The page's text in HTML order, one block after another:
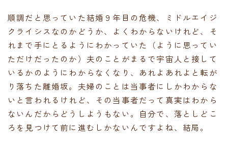
順調だと思っていた結婚９年目の危機、ミドルエイジ
クライシスなのかどうか、よくわからないけれど、そ
れまで手にとるようにわかっていた（ように思ってい
ただけだったのか）夫のことがまるで宇宙人と接して
いるかのようにわからなくなり、あれよあれよと転が
り落ちた離婚坂。夫婦のことは当事者にしかわからな
いと言われるけれど、その当事者だって真実はわから
ないんだからどうしようもない。自分で、落としどこ
ろを見つけて前に進むしかないんですよね、結局。